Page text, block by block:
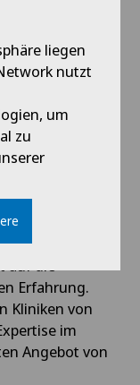
in der Region
dezentralen
grosse
lokale
Ärzten
sieht im SMN-
stark auf
Klinik in
Fortführung
auf die
Erfahrung.
Kliniken von
im
Angebot von
liegen
nutzt
um
zu